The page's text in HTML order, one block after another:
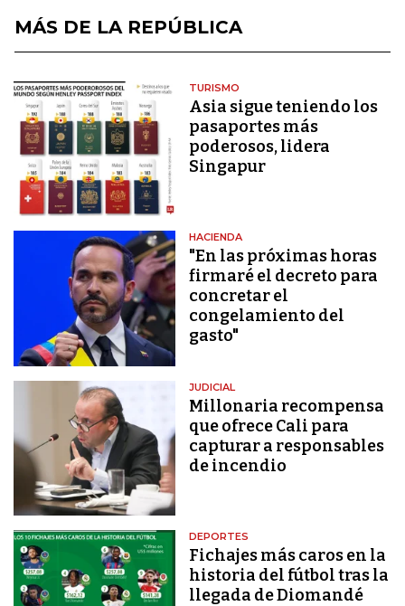
MÁS DE LA REPÚBLICA
TURISMO
Asia sigue teniendo los
pasaportes más
poderosos, lidera
Singapur
HACIENDA
"En las próximas horas
firmaré el decreto para
concretar el
congelamiento del
gasto"
JUDICIAL
Millonaria recompensa
que ofrece Cali para
capturar a responsables
de incendio
DEPORTES
Fichajes más caros en la
historia del fútbol tras la
llegada de Diomandé